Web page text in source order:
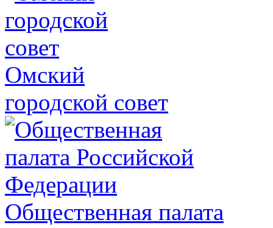
Омский
городской совет
Общественная палата